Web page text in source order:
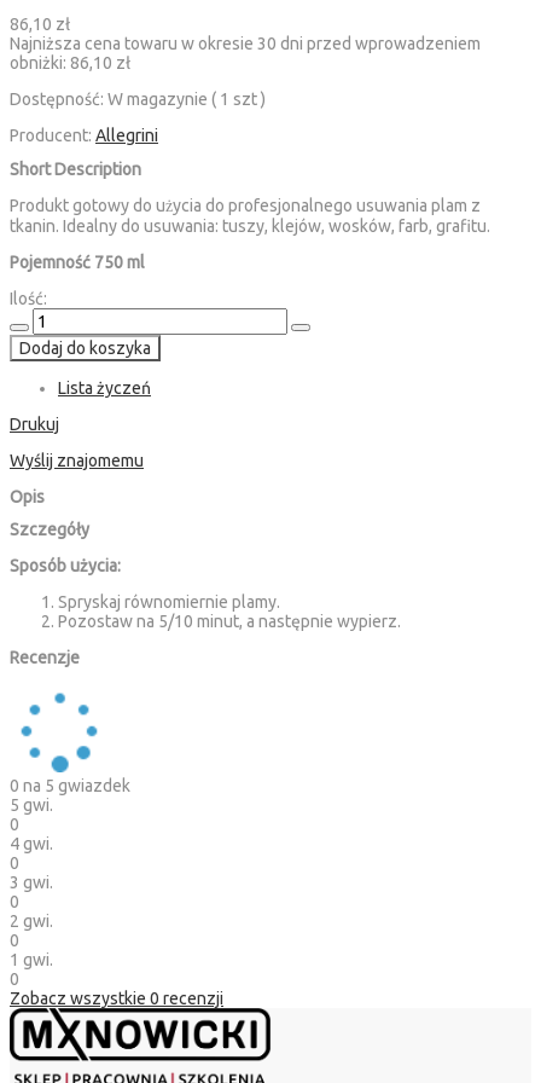
86,10 zł
Najniższa cena towaru w okresie 30 dni przed wprowadzeniem
obniżki: 86,10 zł
Dostępność: W magazynie ( 1 szt )
Producent: Allegrini
Short Description
Produkt gotowy do użycia do profesjonalnego usuwania plam z
tkanin. Idealny do usuwania: tuszy, klejów, wosków, farb, grafitu.
Pojemność 750 ml
Ilość:
Dodaj do koszyka
Lista życzeń
Drukuj
Wyślij znajomemu
Opis
Szczegóły
Sposób użycia:
Spryskaj równomiernie plamy.
Pozostaw na 5/10 minut, a następnie wypierz.
Recenzje
0 na 5 gwiazdek
5 gwi.
0
4 gwi.
0
3 gwi.
0
2 gwi.
0
1 gwi.
0
Zobacz wszystkie 0 recenzji